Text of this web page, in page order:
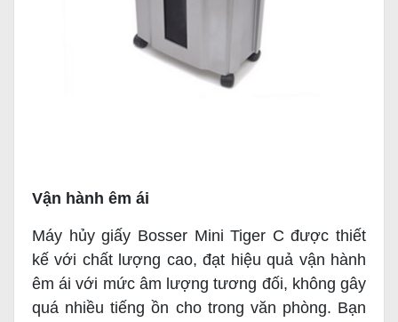
Vận hành êm ái
Máy hủy giấy Bosser Mini Tiger C được thiết
kế với chất lượng cao, đạt hiệu quả vận hành
êm ái với mức âm lượng tương đối, không gây
quá nhiều tiếng ồn cho trong văn phòng. Bạn